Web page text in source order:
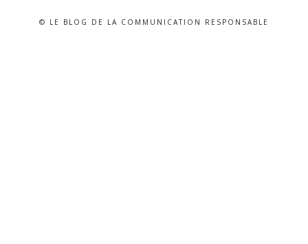
© LE BLOG DE LA COMMUNICATION RESPONSABLE